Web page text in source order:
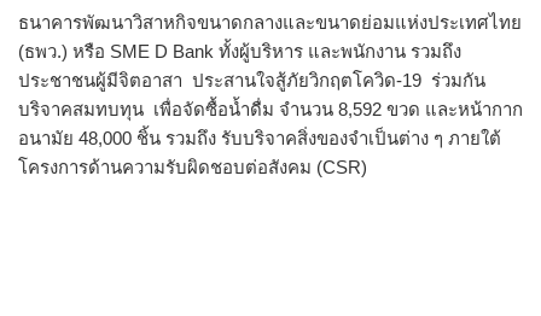
ธนาคารพัฒนาวิสาหกิจขนาดกลางและขนาดย่อมแห่งประเทศไทย
(ธพว.) หรือ SME D Bank ทั้งผู้บริหาร และพนักงาน รวมถึง
ประชาชนผู้มีจิตอาสา ประสานใจสู้ภัยวิกฤตโควิด-19 ร่วมกัน
บริจาคสมทบทุน เพื่อจัดซื้อน้ำดื่ม จำนวน 8,592 ขวด และหน้ากาก
อนามัย 48,000 ชิ้น รวมถึง รับบริจาคสิ่งของจำเป็นต่าง ๆ ภายใต้
โครงการด้านความรับผิดชอบต่อสังคม (CSR)